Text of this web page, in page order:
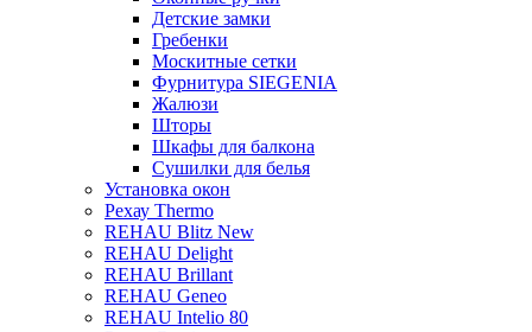
Детские замки
Гребенки
Москитные сетки
Фурнитура SIEGENIA
Жалюзи
Шторы
Шкафы для балкона
Сушилки для белья
Установка окон
Рехау Thermo
REHAU Blitz New
REHAU Delight
REHAU Brillant
REHAU Geneo
REHAU Intelio 80